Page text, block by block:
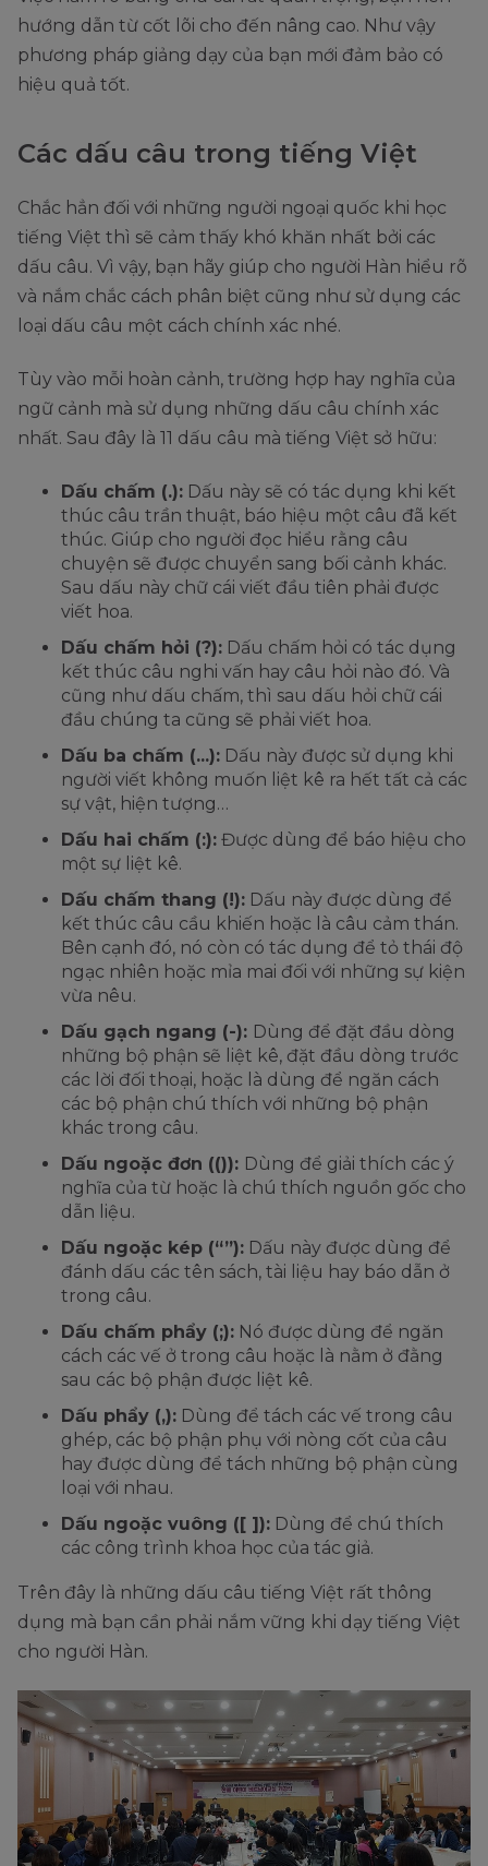
hướng dẫn từ cốt lõi cho đến nâng cao. Như vậy
phương pháp giảng dạy của bạn mới đảm bảo có
hiệu quả tốt.
Các dấu câu trong tiếng Việt
Chắc hẳn đối với những người ngoại quốc khi học
tiếng Việt thì sẽ cảm thấy khó khăn nhất bởi các
dấu câu. Vì vậy, bạn hãy giúp cho người Hàn hiểu rõ
và nắm chắc cách phân biệt cũng như sử dụng các
loại dấu câu một cách chính xác nhé.
Tùy vào mỗi hoàn cảnh, trường hợp hay nghĩa của
ngữ cảnh mà sử dụng những dấu câu chính xác
nhất. Sau đây là 11 dấu câu mà tiếng Việt sở hữu:
Dấu chấm (.): Dấu này sẽ có tác dụng khi kết
thúc câu trần thuật, báo hiệu một câu đã kết
thúc. Giúp cho người đọc hiểu rằng câu
chuyện sẽ được chuyển sang bối cảnh khác.
Sau dấu này chữ cái viết đầu tiên phải được
viết hoa.
Dấu chấm hỏi (?): Dấu chấm hỏi có tác dụng
kết thúc câu nghi vấn hay câu hỏi nào đó. Và
cũng như dấu chấm, thì sau dấu hỏi chữ cái
đầu chúng ta cũng sẽ phải viết hoa.
Dấu ba chấm (...): Dấu này được sử dụng khi
người viết không muốn liệt kê ra hết tất cả các
sự vật, hiện tượng…
Dấu hai chấm (:): Được dùng để báo hiệu cho
một sự liệt kê.
Dấu chấm thang (!): Dấu này được dùng để
kết thúc câu cầu khiến hoặc là câu cảm thán.
Bên cạnh đó, nó còn có tác dụng để tỏ thái độ
ngạc nhiên hoặc mỉa mai đối với những sự kiện
vừa nêu.
Dấu gạch ngang (-): Dùng để đặt đầu dòng
những bộ phận sẽ liệt kê, đặt đầu dòng trước
các lời đối thoại, hoặc là dùng để ngăn cách
các bộ phận chú thích với những bộ phận
khác trong câu.
Dấu ngoặc đơn (()): Dùng để giải thích các ý
nghĩa của từ hoặc là chú thích nguồn gốc cho
dẫn liệu.
Dấu ngoặc kép (“”): Dấu này được dùng để
đánh dấu các tên sách, tài liệu hay báo dẫn ở
trong câu.
Dấu chấm phẩy (;): Nó được dùng để ngăn
cách các vế ở trong câu hoặc là nằm ở đằng
sau các bộ phận được liệt kê.
Dấu phẩy (,): Dùng để tách các vế trong câu
ghép, các bộ phận phụ với nòng cốt của câu
hay được dùng để tách những bộ phận cùng
loại với nhau.
Dấu ngoặc vuông ([ ]): Dùng để chú thích
các công trình khoa học của tác giả.
Trên đây là những dấu câu tiếng Việt rất thông
dụng mà bạn cần phải nắm vững khi dạy tiếng Việt
cho người Hàn.